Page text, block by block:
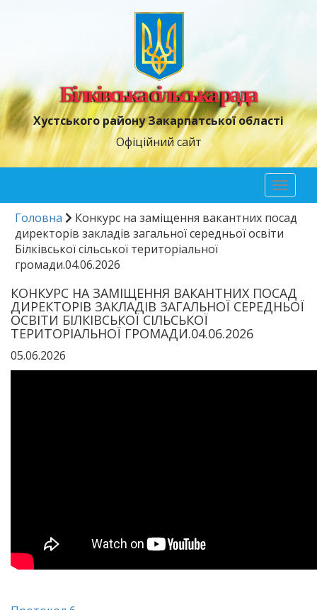
Білківська сільська рада
Хустського району Закарпатської області
Офіційний сайт
Toggle
Головна
Конкурс на заміщення вакантних посад
директорів закладів загальної середньої освіти
Білківської сільської територіальної
громади.04.06.2026
КОНКУРС НА ЗАМІЩЕННЯ ВАКАНТНИХ ПОСАД
ДИРЕКТОРІВ ЗАКЛАДІВ ЗАГАЛЬНОЇ СЕРЕДНЬОЇ
ОСВІТИ БІЛКІВСЬКОЇ СІЛЬСЬКОЇ
ТЕРИТОРІАЛЬНОЇ ГРОМАДИ.04.06.2026
05.06.2026